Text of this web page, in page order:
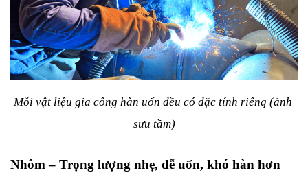
Mỗi vật liệu gia công hàn uốn đều có đặc tính riêng (ảnh
sưu tầm)
Nhôm – Trọng lượng nhẹ, dễ uốn, khó hàn hơn